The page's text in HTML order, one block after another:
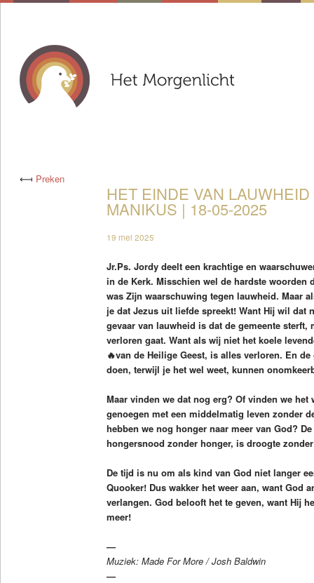
⟻ Preken
HET EINDE VAN
MANIKUS | 18-05-2025
19 mei 2025
Jr.Ps. Jordy deelt een krachtige en
in de Kerk. Misschien wel de hardste woorden
was Zijn waarschuwing tegen lauwheid. Maar
je dat Jezus uit liefde spreekt! Want Hij wil dat
gevaar van lauwheid is dat de gemeente sterft,
verloren gaat. Want als wij niet het koele
🔥van de Heilige Geest, is alles verloren. En
doen, terwijl je het wel weet, kunnen
Maar vinden we dat nog erg? Of vinden we het
genoegen met een middelmatig leven zonder
hebben we nog honger naar meer van God?
hongersnood zonder honger, is droogte
De tijd is nu om als kind van God niet langer
Quooker! Dus wakker het weer aan, want God
verlangen. God belooft het te geven, want Hij
meer!
—
Muziek: Made For More / Josh Baldwin
—